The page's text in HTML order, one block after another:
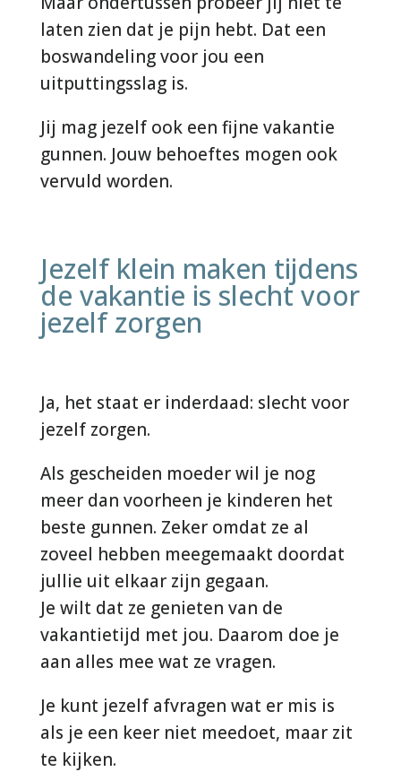
laten zien dat je pijn hebt. Dat een
boswandeling voor jou een
uitputtingsslag is.
Jij mag jezelf ook een fijne vakantie
gunnen. Jouw behoeftes mogen ook
vervuld worden.
Jezelf klein maken tijdens
de vakantie is slecht voor
jezelf zorgen
Ja, het staat er inderdaad: slecht voor
jezelf zorgen.
Als gescheiden moeder wil je nog
meer dan voorheen je kinderen het
beste gunnen. Zeker omdat ze al
zoveel hebben meegemaakt doordat
jullie uit elkaar zijn gegaan.
Je wilt dat ze genieten van de
vakantietijd met jou. Daarom doe je
aan alles mee wat ze vragen.
Je kunt jezelf afvragen wat er mis is
als je een keer niet meedoet, maar zit
te kijken.